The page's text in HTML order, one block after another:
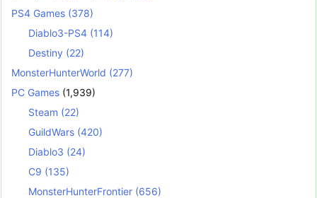
PS4 Games (378)
Diablo3-PS4 (114)
Destiny (22)
MonsterHunterWorld (277)
PC Games (1,939)
Steam (22)
GuildWars (420)
Diablo3 (24)
C9 (135)
MonsterHunterFrontier (656)